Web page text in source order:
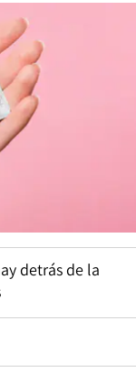
detrás de la